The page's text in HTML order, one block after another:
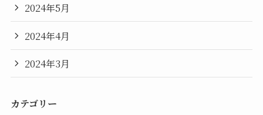
2024年5月
2024年4月
2024年3月
カテゴリー